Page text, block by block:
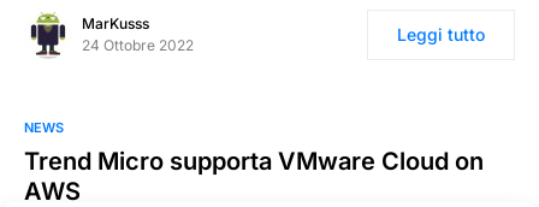
MarKusss
24 Ottobre 2022
Leggi tutto
NEWS
Trend Micro supporta VMware Cloud on
AWS